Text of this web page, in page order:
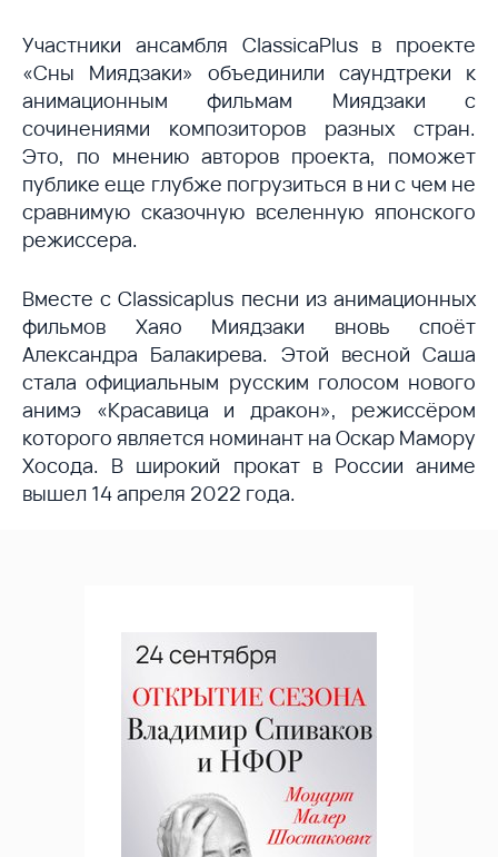
Участники ансамбля ClassicaPlus в проекте
«Сны Миядзаки» объединили саундтреки к
анимационным фильмам Миядзаки с
сочинениями композиторов разных стран.
Это, по мнению авторов проекта, поможет
публике еще глубже погрузиться в ни с чем не
сравнимую сказочную вселенную японского
режиссера.
Вместе с Classicaplus песни из анимационных
фильмов Хаяо Миядзаки вновь споёт
Александра Балакирева. Этой весной Саша
стала официальным русским голосом нового
анимэ «Красавица и дракон», режиссёром
которого является номинант на Оскар Мамору
Хосода. В широкий прокат в России аниме
вышел 14 апреля 2022 года.